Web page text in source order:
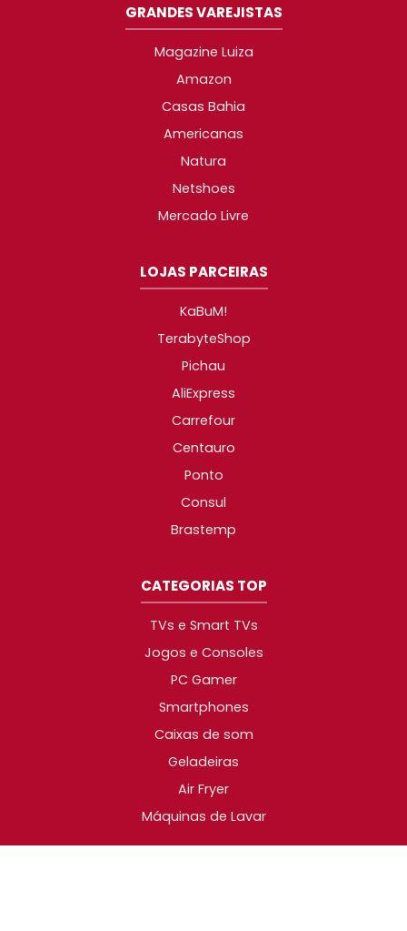
GRANDES VAREJISTAS
Magazine Luiza
Amazon
Casas Bahia
Americanas
Natura
Netshoes
Mercado Livre
LOJAS PARCEIRAS
KaBuM!
TerabyteShop
Pichau
AliExpress
Carrefour
Centauro
Ponto
Consul
Brastemp
CATEGORIAS TOP
TVs e Smart TVs
Jogos e Consoles
PC Gamer
Smartphones
Caixas de som
Geladeiras
Air Fryer
Máquinas de Lavar